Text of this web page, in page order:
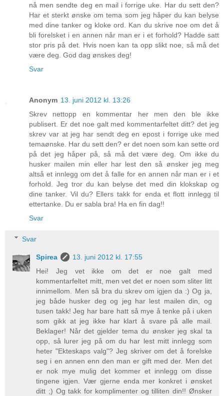
nå men sendte deg en mail i forrige uke. Har du sett den?
Har et sterkt ønske om tema som jeg håper du kan belyse
med dine tanker og kloke ord. Kan du skrive noe om det å
bli forelsket i en annen når man er i et forhold? Hadde satt
stor pris på det. Hvis noen kan ta opp slikt noe, så må det
være deg. God dag ønskes deg!
Svar
Anonym 13. juni 2012 kl. 13:26
Skrev nettopp en kommentar her men den ble ikke
publisert. Er det noe galt med kommentarfeltet ditt? det jeg
skrev var at jeg har sendt deg en epost i forrige uke med
temaønske. Har du sett den? er det noen som kan sette ord
på det jeg håper på, så må det være deg. Om ikke du
husker mailen min eller har lest den så ønsker jeg meg
altså et innlegg om det å falle for en annen når man er i et
forhold. Jeg tror du kan belyse det med din klokskap og
dine tanker. Vil du? Ellers takk for enda et flott innlegg til
ettertanke. Du er sabla bra! Ha en fin dag!!
Svar
Svar
Spirea
13. juni 2012 kl. 17:55
Hei! Jeg vet ikke om det er noe galt med
kommentarfeltet mitt, men vet det er noen som sliter litt
innimellom. Men så bra du skrev om igjen da :) Og ja,
jeg både husker deg og jeg har lest mailen din, og
tusen takk! Jeg har bare hatt så mye å tenke på i uken
som gikk at jeg ikke har klart å svare på alle mail.
Beklager! Når det gjelder tema du ønsker jeg skal ta
opp, så lurer jeg på om du har lest mitt innlegg som
heter "Ekteskaps valg"? Jeg skriver om det å forelske
seg i en annen enn den man er gift med der. Men det
er nok mye mulig det kommer et innlegg om disse
tingene igjen. Vær gjerne enda mer konkret i ønsket
ditt ;) Og takk for komplimenter og tilliten din!! Ønsker